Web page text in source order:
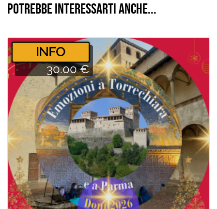
Potrebbe interessarti anche...
­INFO
30.00 €